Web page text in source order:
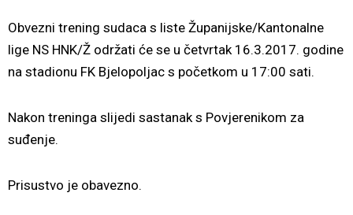
Obvezni trening sudaca s liste Županijske/Kantonalne
lige NS HNK/Ž održati će se u četvrtak 16.3.2017. godine
na stadionu FK Bjelopoljac s početkom u 17:00 sati.
Nakon treninga slijedi sastanak s Povjerenikom za
suđenje.
Prisustvo je obavezno.